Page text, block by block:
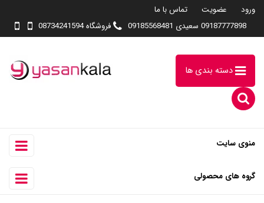
ورود عضویت
تماس با ما
09187777898 سعیدی 09185568481
فروشگاه 08734241594
دسته بندی ها
منوی سایت
گروه های محصولی